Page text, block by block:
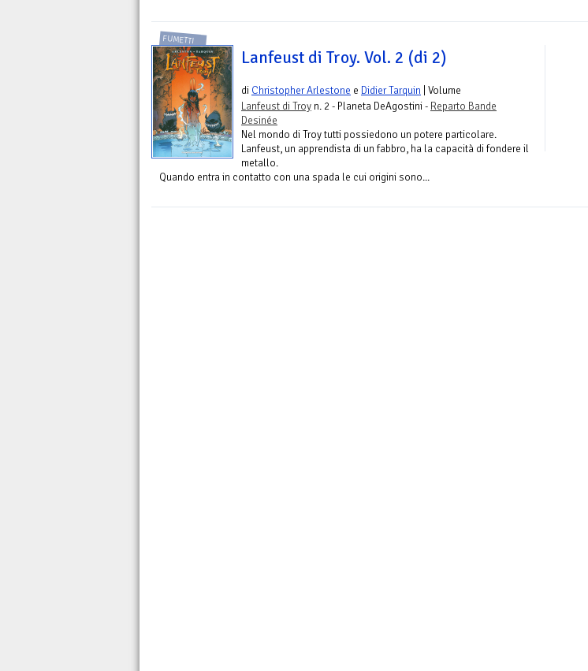
FUMETTI
Lanfeust di Troy. Vol. 2 (di 2)
di Christopher Arlestone e Didier Tarquin | Volume
Lanfeust di Troy n. 2 - Planeta DeAgostini - Reparto Bande
Desinée
Nel mondo di Troy tutti possiedono un potere particolare.
Lanfeust, un apprendista di un fabbro, ha la capacità di fondere il
metallo.
Quando entra in contatto con una spada le cui origini sono...